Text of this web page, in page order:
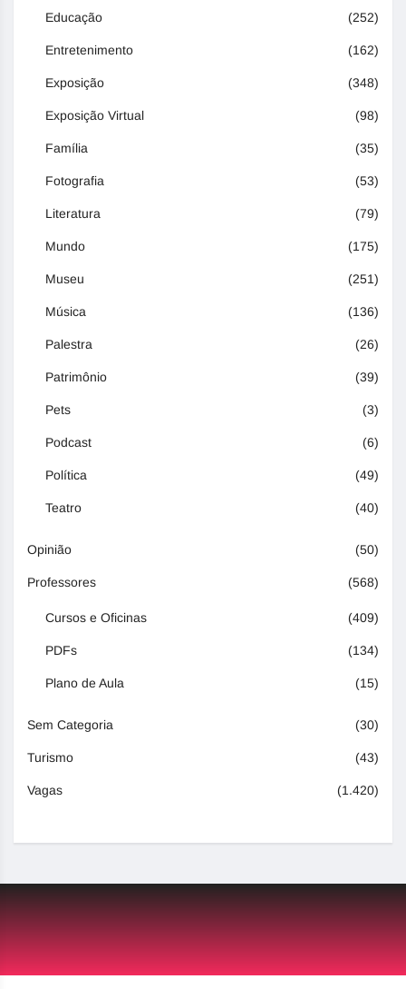
Educação (252)
Entretenimento (162)
Exposição (348)
Exposição Virtual (98)
Família (35)
Fotografia (53)
Literatura (79)
Mundo (175)
Museu (251)
Música (136)
Palestra (26)
Patrimônio (39)
Pets (3)
Podcast (6)
Política (49)
Teatro (40)
Opinião (50)
Professores (568)
Cursos e Oficinas (409)
PDFs (134)
Plano de Aula (15)
Sem Categoria (30)
Turismo (43)
Vagas (1.420)